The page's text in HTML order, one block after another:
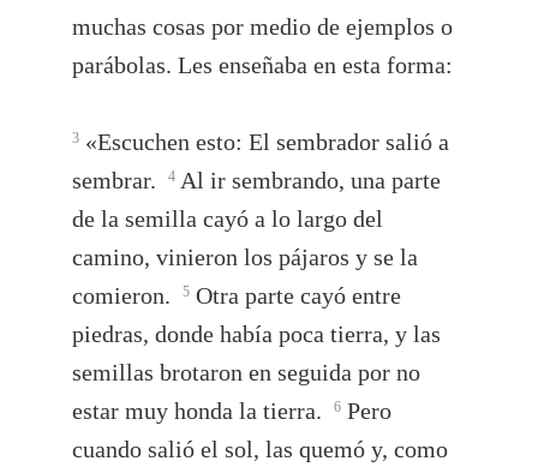
muchas cosas por medio de ejemplos o
parábolas. Les enseñaba en esta forma:
3 «Escuchen esto: El sembrador salió a
sembrar.
4 Al ir sembrando, una parte
de la semilla cayó a lo largo del
camino, vinieron los pájaros y se la
comieron.
5 Otra parte cayó entre
piedras, donde había poca tierra, y las
semillas brotaron en seguida por no
estar muy honda la tierra.
6 Pero
cuando salió el sol, las quemó y, como